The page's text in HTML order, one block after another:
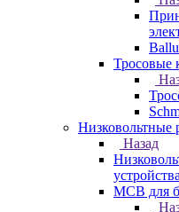
Тросовые
Низковольтные
Назад
устройства
MCB для